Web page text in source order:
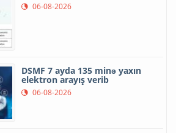
06-08-2026
DSMF 7 ayda 135 minə yaxın
elektron arayış verib
06-08-2026